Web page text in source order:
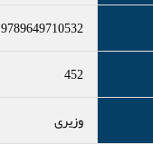
9789649710532
452
وزیری